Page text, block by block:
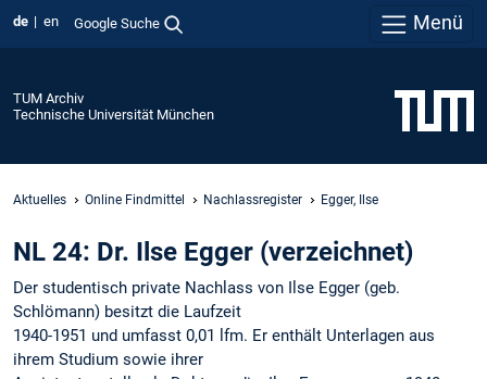
de en Google Suche Menü
TUM Archiv
Technische Universität München
Aktuelles Online Findmittel Nachlassregister Egger, Ilse
NL 24: Dr. Ilse Egger (verzeichnet)
Der studentisch private Nachlass von Ilse Egger (geb.
Schlömann) besitzt die Laufzeit
1940-1951 und umfasst 0,01 lfm. Er enthält Unterlagen aus
ihrem Studium sowie ihrer